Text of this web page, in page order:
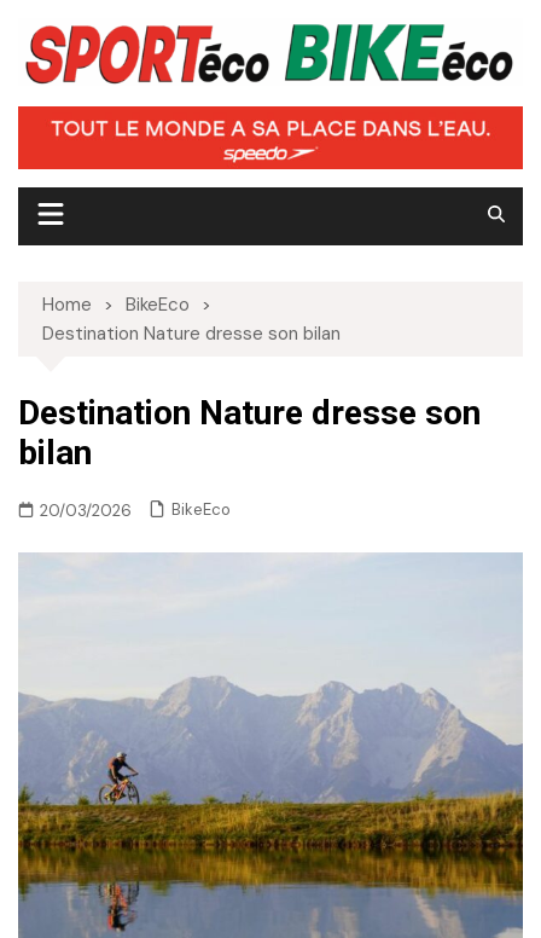
content
Home
BikeEco
Destination Nature dresse son bilan
Destination Nature dresse son
bilan
20/03/2026 BikeEco